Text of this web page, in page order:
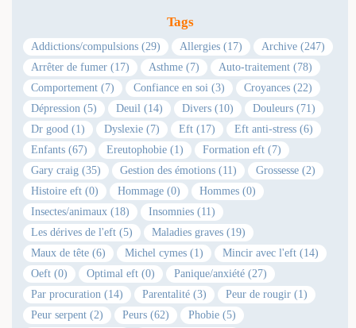
Tags
Addictions/compulsions (29) Allergies (17)
Archive (247)
Arrêter de fumer (17)
Asthme (7)
Auto-traitement (78)
Comportement (7)
Confiance en soi (3)
Croyances (22)
Dépression (5)
Deuil (14) Divers (10)
Douleurs (71)
Dr good (1)
Dyslexie (7) Eft (17)
Eft anti-stress (6)
Enfants (67)
Ereutophobie (1)
Formation eft (7)
Gary craig (35)
Gestion des émotions (11)
Grossesse (2)
Histoire eft (0)
Hommage (0)
Hommes (0)
Insectes/animaux (18)
Insomnies (11)
Les dérives de l'eft (5)
Maladies graves (19)
Maux de tête (6)
Michel cymes (1)
Mincir avec l'eft (14)
Oeft (0)
Optimal eft (0)
Panique/anxiété (27)
Par procuration (14)
Parentalité (3)
Peur de rougir (1)
Peur serpent (2)
Peurs (62)
Phobie (5)